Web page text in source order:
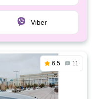
Viber
6.5 11